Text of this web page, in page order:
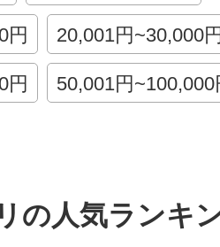
円 20,001円~30,000
円 50,001円~100,000
の人気ランキ